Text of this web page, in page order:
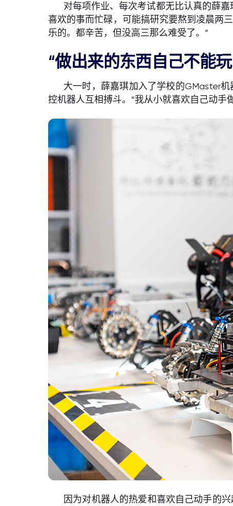
对每项作业、每次考试都无比认真的薛
喜欢的事而忙碌，可能搞研究要熬到凌晨两
乐的。都辛苦，但没高三那么难受了。”
“做出来的东西自己不能
大一时，薛嘉琪加入了学校的GMaster
控机器人互相搏斗。“我从小就喜欢自己动手
因为对机器人的热爱和喜欢自己动手的